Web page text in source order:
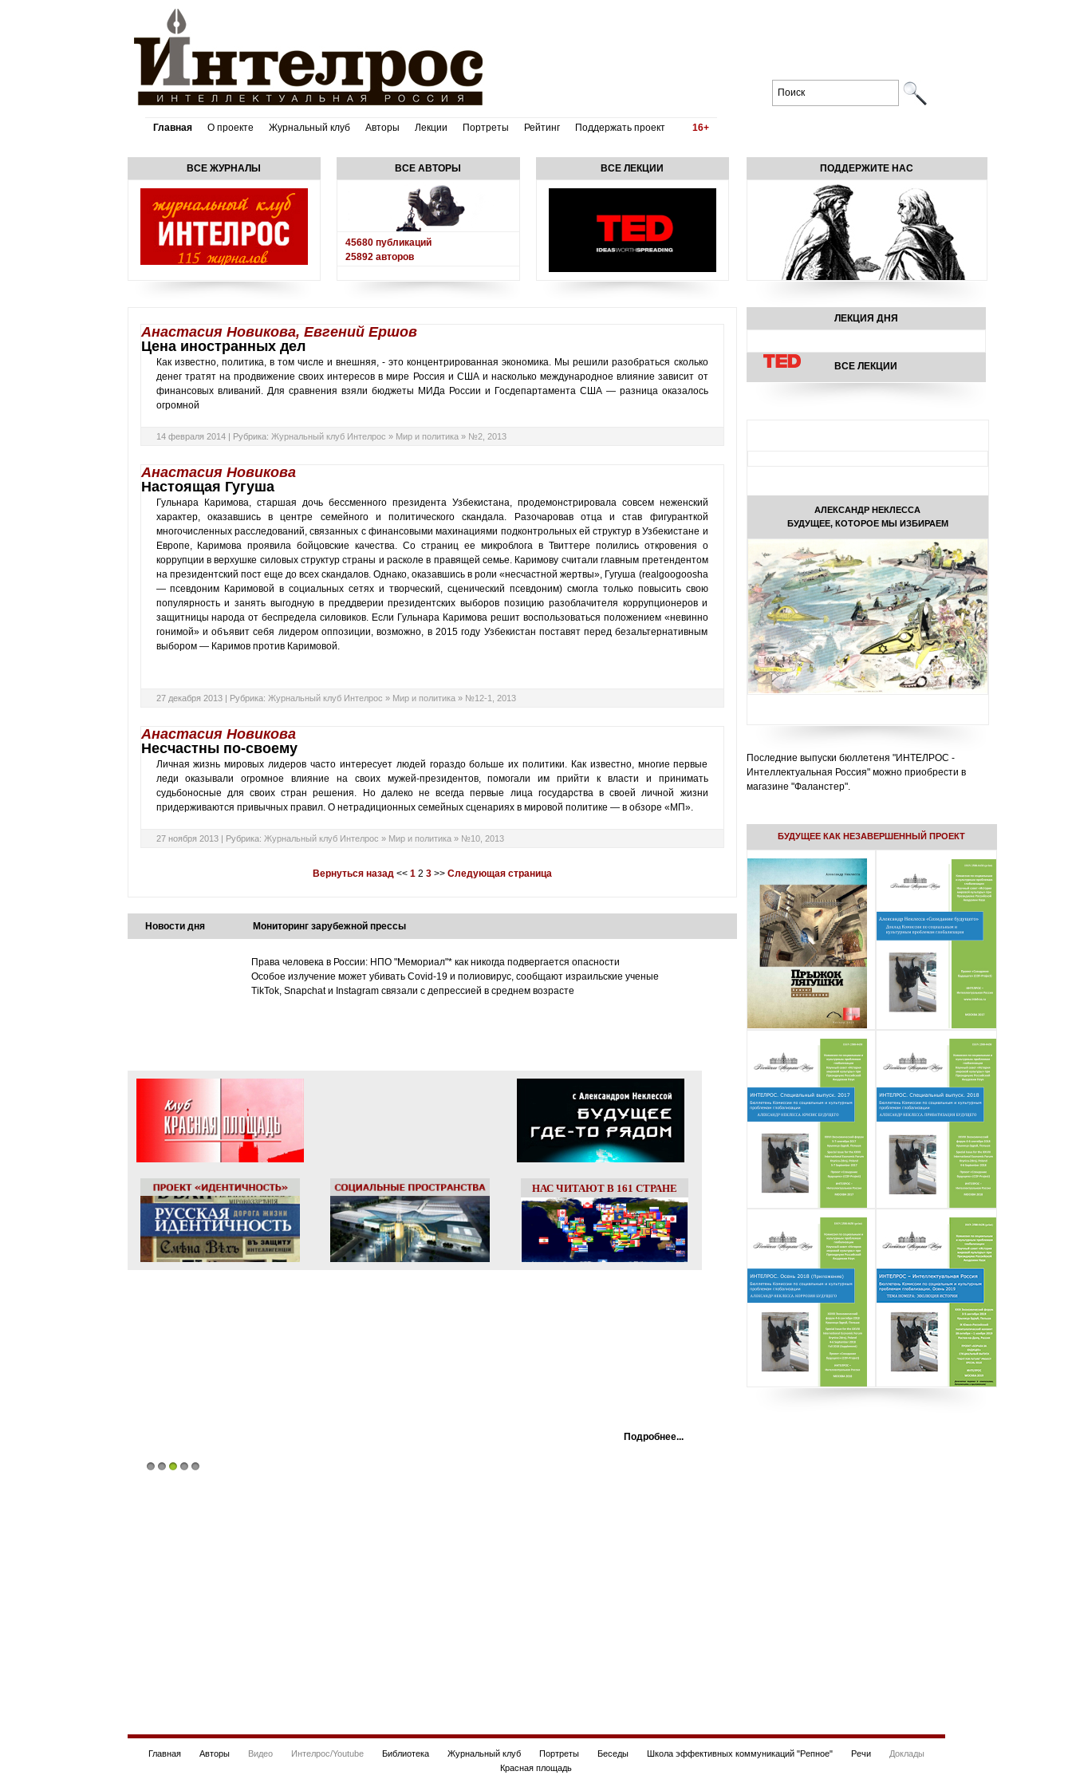
Главная О проекте Журнальный клуб Авторы Лекции Портреты Рейтинг Поддержать проект 16+
ВСЕ ЖУРНАЛЫ ВСЕ АВТОРЫ
45680публикаций
25892авторов
ВСЕ ЛЕКЦИИ
Анастасия Новикова, Евгений Ершов
Цена иностранных дел
Как известно, политика, в том числе и внешняя, - это концентрированная экономика. Мы решили разобраться сколько
денег тратят на продвижение своих интересов в мире Россия и США и насколько международное влияние зависит от
финансовых вливаний. Для сравнения взяли бюджеты МИДа России и Госдепартамента США — разница оказалось
огромной
14 февраля 2014 | Рубрика: Журнальный клуб Интелрос » Мир и политика» №2, 2013
Анастасия Новикова
Настоящая Гугуша
Гульнара Каримова, старшая дочь бессменного президента Узбекистана, продемонстрировала совсем неженский
характер, оказавшись в центре семейного и политического скандала. Разочаровав отца и став фигуранткой
многочисленных расследований, связанных с финансовыми махинациями подконтрольных ей структур в Узбекистане и
Европе, Каримова проявила бойцовские качества. Со страниц ее микроблога в Твиттере полились откровения о
коррупции в верхушке силовых структур страны и расколе в правящей семье. Каримову считали главным претендентом
на президентский пост еще до всех скандалов. Однако, оказавшись в роли «несчастной жертвы», Гугуша (realgoogoosha
— псевдоним Каримовой в социальных сетях и творческий, сценический псевдоним) смогла только повысить свою
популярность и занять выгодную в преддверии президентских выборов позицию разоблачителя коррупционеров и
защитницы народа от беспредела силовиков. Если Гульнара Каримова решит воспользоваться положением «невинно
гонимой» и объявит себя лидером оппозиции, возможно, в 2015 году Узбекистан поставят перед безальтернативным
выбором — Каримов против Каримовой.
27 декабря 2013 | Рубрика: Журнальный клуб Интелрос » Мир и политика» №12-1, 2013
Анастасия Новикова
Несчастны по-своему
Личная жизнь мировых лидеров часто интересует людей гораздо больше их политики. Как известно, многие первые
леди оказывали огромное влияние на своих мужей-президентов, помогали им прийти к власти и принимать
судьбоносные для своих стран решения. Но далеко не всегда первые лица государства в своей личной жизни
придерживаются привычных правил. О нетрадиционных семейных сценариях в мировой политике — в обзоре «МП».
27 ноября 2013 | Рубрика: Журнальный клуб Интелрос » Мир и политика» №10, 2013
Вернуться назад<< 1 2 3>> Следующая страница
Новости дня Мониторинг зарубежной прессы
Права человека в России: НПО "Мемориал"* как никогда подвергается опасности
Особое излучение может убивать Covid-19 и полиовирус, сообщают израильские ученые
TikTok, Snapchat и Instagram связали с депрессией в среднем возрасте
НАС ЧИТАЮТ В 161 СТРАНЕ
Подробнее...
ПОДДЕРЖИТЕ НАС
ЛЕКЦИЯ ДНЯ
ВСЕ ЛЕКЦИИ
АЛЕКСАНДР НЕКЛЕССА
БУДУЩЕЕ, КОТОРОЕ МЫ ИЗБИРАЕМ
Последние выпуски бюллетеня "ИНТЕЛРОС -
Интеллектуальная Россия" можно приобрести в
магазине "Фаланстер".
БУДУЩЕЕ КАК НЕЗАВЕРШЕННЫЙ ПРОЕКТ
Главная Авторы Видео Интелрос/Youtube Библиотека Журнальный клуб Портреты Беседы Школа эффективных коммуникаций "Репное" Речи
Доклады
Красная площадь